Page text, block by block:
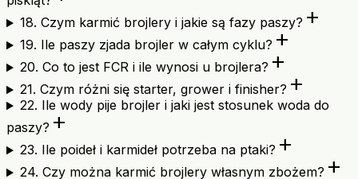
18. Czym karmić brojlery i jakie są fazy paszy? add
19. Ile paszy zjada brojler w całym cyklu? add
20. Co to jest FCR i ile wynosi u brojlera? add
21. Czym różni się starter, grower i finisher? add
22. Ile wody pije brojler i jaki jest stosunek woda do
paszy? add
23. Ile poideł i karmideł potrzeba na ptaki? add
24. Czy można karmić brojlery własnym zbożem? add